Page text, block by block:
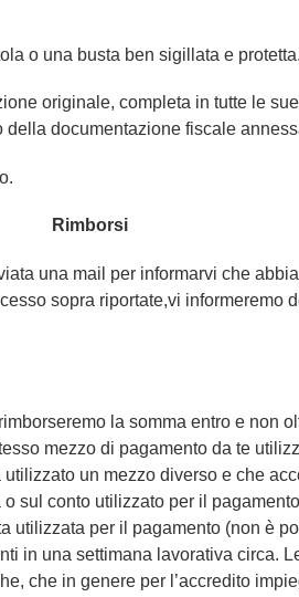
o una busta ben sigillata e protetta.
originale, completa in tutte le
documentazione fiscale
Rimborsi
una mail per informarvi che
sopra riportate,vi informeremo
la somma entro e non
mezzo di pagamento da te
un mezzo diverso e che
sul conto utilizzato per il
per il pagamento (non è
in una settimana lavorativa circa.
che in genere per l’accredito